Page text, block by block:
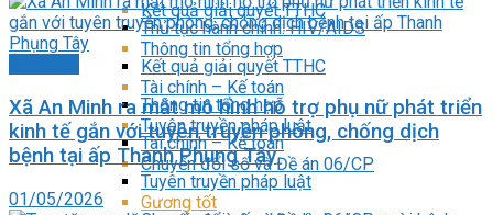
Kết quả giải quyết TTHC
Thông tin tổng hợp
Tài chính – Kế toán
Tuyên truyền pháp luật
Chuyển đổi số và Đề án 06/CP
Gương tốt
Thủ tục hành chính: HIV/AIDS
Kết quả giải quyết TTHC
Thông tin tổng hợp
Tài chính – Kế toán
Tuyên truyền pháp luật
Xã An Minh ra mắt mô hình hỗ trợ phụ nữ phát triển
kinh tế gắn với tuyên truyền phòng, chống dịch
bệnh tại ấp Thanh Phụng Tây
01/05/2026